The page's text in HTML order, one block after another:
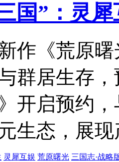
国”：灵
作《荒原
群居生存
开启预约
生态，展
灵犀互娱 荒原曙光 三国志·战略